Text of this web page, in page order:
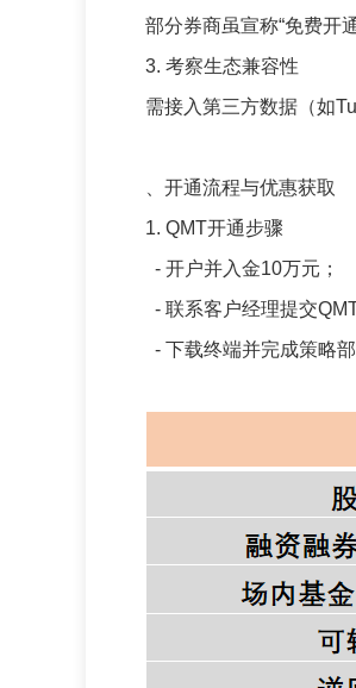
部分券商虽宣称“免费开
3. 考察生态兼容性
需接入第三方数据（如
、开通流程与优惠获取
1. QMT开通步骤
- 开户并入金10万元；
- 联系客户经理提交
- 下载终端并完成策略